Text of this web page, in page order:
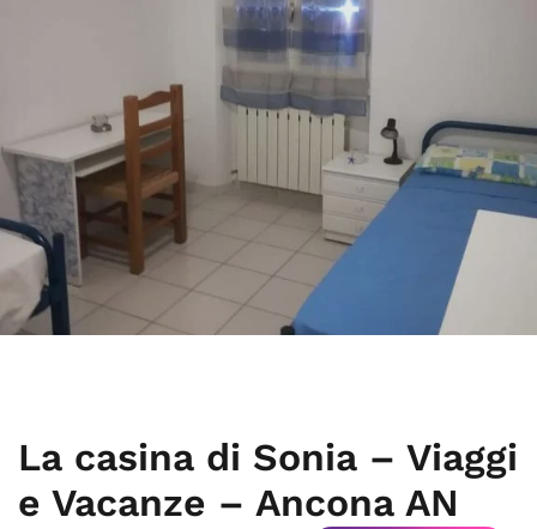
La casina di Sonia – Viaggi
e Vacanze – Ancona AN